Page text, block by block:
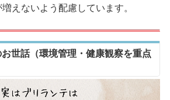
えないよう配慮しています。
世話（環境管理・健康観察を重点